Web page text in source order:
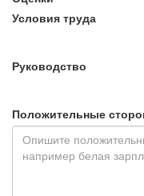
Условия труда
Руководство
Положительные